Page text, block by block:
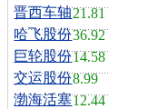
晋西车轴21.81
哈飞股份36.92
巨轮股份14.58
交运股份8.99
渤海活塞12.44